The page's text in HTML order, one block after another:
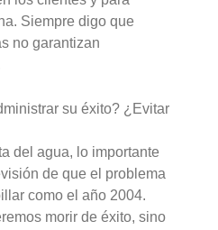
Siempre digo que
no garantizan
su éxito? ¿Evitar
del agua, lo importante
de que el problema
como el año 2004.
morir de éxito, sino